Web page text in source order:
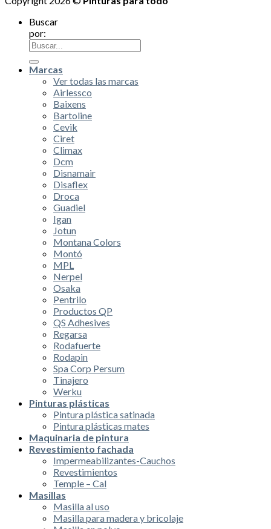
Buscar
por:
Marcas
Ver todas las marcas
Airlessco
Baixens
Bartoline
Cevik
Ciret
Climax
Dcm
Disnamair
Disaflex
Droca
Guadiel
Igan
Jotun
Montana Colors
Montó
MPL
Nerpel
Osaka
Pentrilo
Productos QP
QS Adhesives
Regarsa
Rodafuerte
Rodapin
Spa Corp Persum
Tinajero
Werku
Pinturas plásticas
Pintura plástica satinada
Pintura plásticas mates
Maquinaria de pintura
Revestimiento fachada
Impermeabilizantes-Cauchos
Revestimientos
Temple – Cal
Masillas
Masilla al uso
Masilla para madera y bricolaje